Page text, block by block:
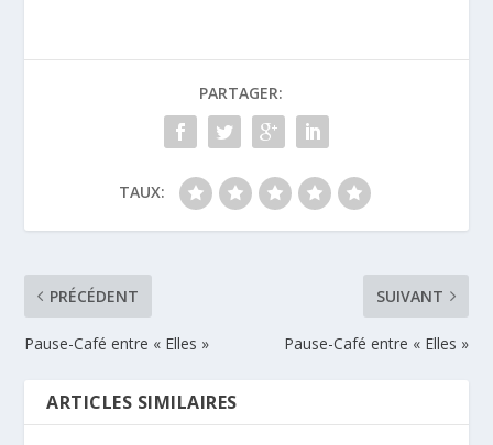
PARTAGER:
TAUX:
PRÉCÉDENT
Pause-Café entre « Elles »
SUIVANT
Pause-Café entre « Elles »
ARTICLES SIMILAIRES